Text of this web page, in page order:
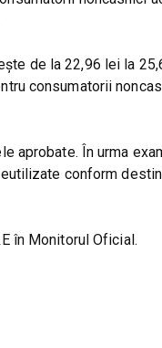
de la 22,96 lei la
consumatorii
aprobate. În urma
conform
în Monitorul Oficial.